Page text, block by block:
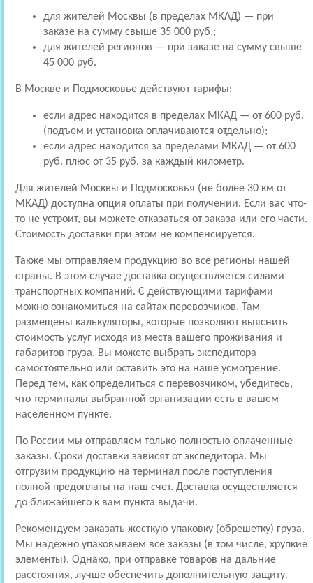
для жителей Москвы (в пределах МКАД) — при
заказе на сумму свыше 35 000 руб.;
для жителей регионов — при заказе на сумму свыше
45 000 руб.
В Москве и Подмосковье действуют тарифы:
если адрес находится в пределах МКАД — от 600 руб.
(подъем и установка оплачиваются отдельно);
если адрес находится за пределами МКАД — от 600
руб. плюс от 35 руб. за каждый километр.
Для жителей Москвы и Подмосковья (не более 30 км от
МКАД) доступна опция оплаты при получении. Если вас что-
то не устроит, вы можете отказаться от заказа или его части.
Стоимость доставки при этом не компенсируется.
Также мы отправляем продукцию во все регионы нашей
страны. В этом случае доставка осуществляется силами
транспортных компаний. С действующими тарифами
можно ознакомиться на сайтах перевозчиков. Там
размещены калькуляторы, которые позволяют выяснить
стоимость услуг исходя из места вашего проживания и
габаритов груза. Вы можете выбрать экспедитора
самостоятельно или оставить это на наше усмотрение.
Перед тем, как определиться с перевозчиком, убедитесь,
что терминалы выбранной организации есть в вашем
населенном пункте.
По России мы отправляем только полностью оплаченные
заказы. Сроки доставки зависят от экспедитора. Мы
отгрузим продукцию на терминал после поступления
полной предоплаты на наш счет. Доставка осуществляется
до ближайшего к вам пункта выдачи.
Рекомендуем заказать жесткую упаковку (обрешетку) груза.
Мы надежно упаковываем все заказы (в том числе, хрупкие
элементы). Однако, при отправке товаров на дальние
расстояния, лучше обеспечить дополнительную защиту.